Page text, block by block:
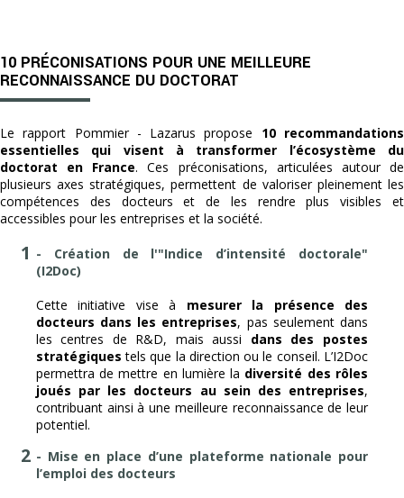
10 PRÉCONISATIONS POUR UNE MEILLEURE
RECONNAISSANCE DU DOCTORAT
Le rapport Pommier - Lazarus propose 10 recommandations
essentielles qui visent à transformer l’écosystème du
doctorat en France. Ces préconisations, articulées autour de
plusieurs axes stratégiques, permettent de valoriser pleinement les
compétences des docteurs et de les rendre plus visibles et
accessibles pour les entreprises et la société.
- Création de l'"Indice d’intensité doctorale"
(I2Doc)
Cette initiative vise à mesurer la présence des
docteurs dans les entreprises, pas seulement dans
les centres de R&D, mais aussi dans des postes
stratégiques tels que la direction ou le conseil. L’I2Doc
permettra de mettre en lumière la diversité des rôles
joués par les docteurs au sein des entreprises,
contribuant ainsi à une meilleure reconnaissance de leur
potentiel.
- Mise en place d’une plateforme nationale pour
l’emploi des docteurs